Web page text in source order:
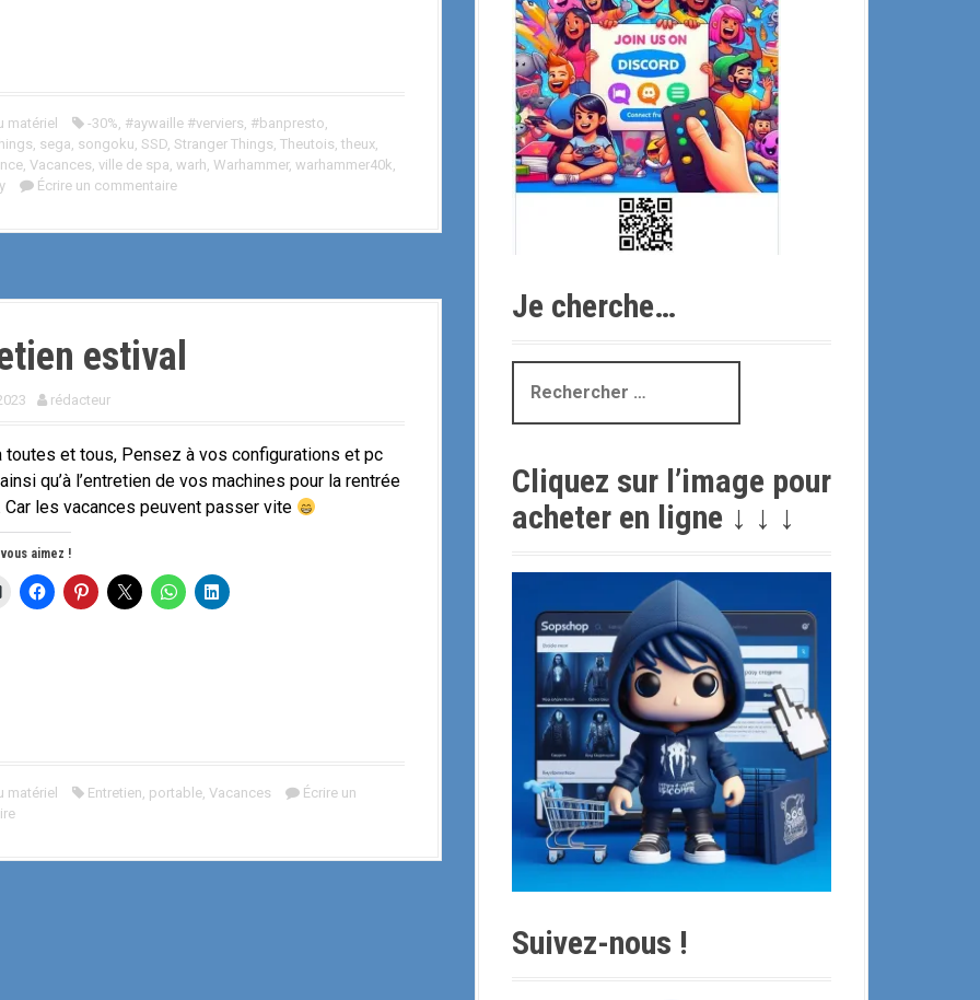
matériel -30%, #aywaille #verviers, #banpresto,
, sega, songoku, SSD, Stranger Things, Theutois, theux,
, Vacances, ville de spa, warh, Warhammer, warhammer40k,
Écrire un commentaire
estival
rédacteur
toutes et tous, Pensez à vos configurations et pc
qu’à l’entretien de vos machines pour la rentrée
Car les vacances peuvent passer vite
aimez !
matériel Entretien, portable, Vacances
Écrire un
Je cherche…
c
e
c
Cliquez sur l’image pour
acheter en ligne ↓ ↓ ↓
Suivez-nous !